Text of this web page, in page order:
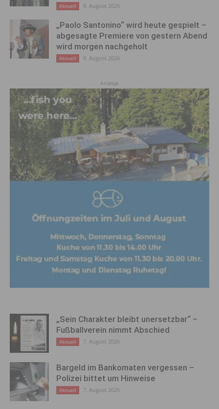
Aktuell 8. August 2026
„Paolo Santonino“ wird heute gespielt –
abgesagte Premiere von gestern Abend
wird morgen nachgeholt
Aktuell 8. August 2026
Anzeige
„Sein Charakter bleibt unersetzbar“ –
Fußballverein nimmt Abschied
Aktuell 7. August 2026
Bargeld im Bankomaten vergessen –
Polizei bittet um Hinweise
Aktuell 7. August 2026